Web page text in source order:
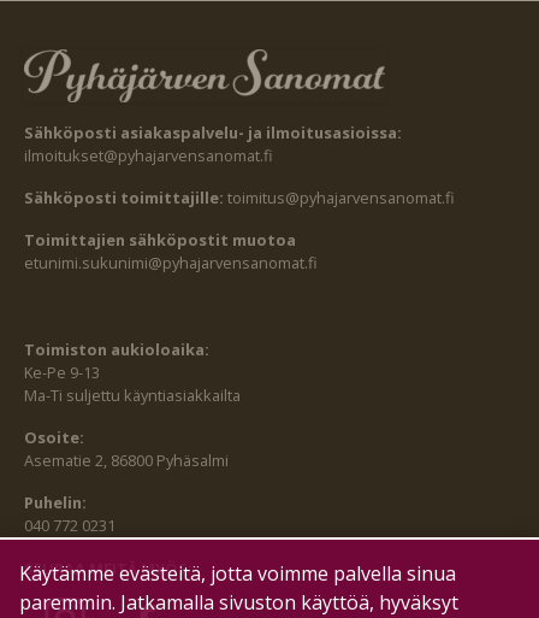
Sähköposti asiakaspalvelu- ja ilmoitusasioissa:
ilmoitukset@pyhajarvensanomat.fi
Sähköposti toimittajille: toimitus@pyhajarvensanomat.fi
Toimittajien sähköpostit muotoa
etunimi.sukunimi@pyhajarvensanomat.fi
Toimiston aukioloaika:
Ke-Pe 9-13
Ma-Ti suljettu käyntiasiakkailta
Osoite:
Asematie 2, 86800 Pyhäsalmi
Puhelin:
040 772 0231
SEURAA MEITÄ MYÖS:
Käytämme evästeitä, jotta voimme palvella sinua
paremmin. Jatkamalla sivuston käyttöä, hyväksyt